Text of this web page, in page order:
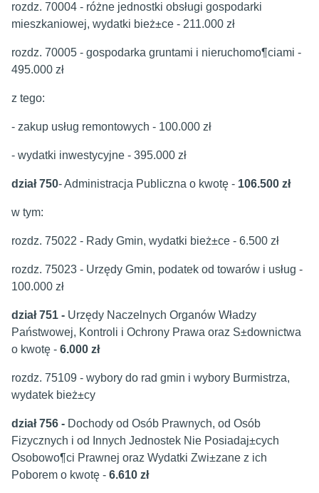
rozdz. 70004 - różne jednostki obsługi gospodarki
mieszkaniowej, wydatki bież±ce - 211.000 zł
rozdz. 70005 - gospodarka gruntami i nieruchomo¶ciami -
495.000 zł
z tego:
- zakup usług remontowych - 100.000 zł
- wydatki inwestycyjne - 395.000 zł
dział 750- Administracja Publiczna o kwotę - 106.500 zł
w tym:
rozdz. 75022 - Rady Gmin, wydatki bież±ce - 6.500 zł
rozdz. 75023 - Urzędy Gmin, podatek od towarów i usług -
100.000 zł
dział 751 - Urzędy Naczelnych Organów Władzy
Państwowej, Kontroli i Ochrony Prawa oraz S±downictwa
o kwotę - 6.000 zł
rozdz. 75109 - wybory do rad gmin i wybory Burmistrza,
wydatek bież±cy
dział 756 - Dochody od Osób Prawnych, od Osób
Fizycznych i od Innych Jednostek Nie Posiadaj±cych
Osobowo¶ci Prawnej oraz Wydatki Zwi±zane z ich
Poborem o kwotę - 6.610 zł